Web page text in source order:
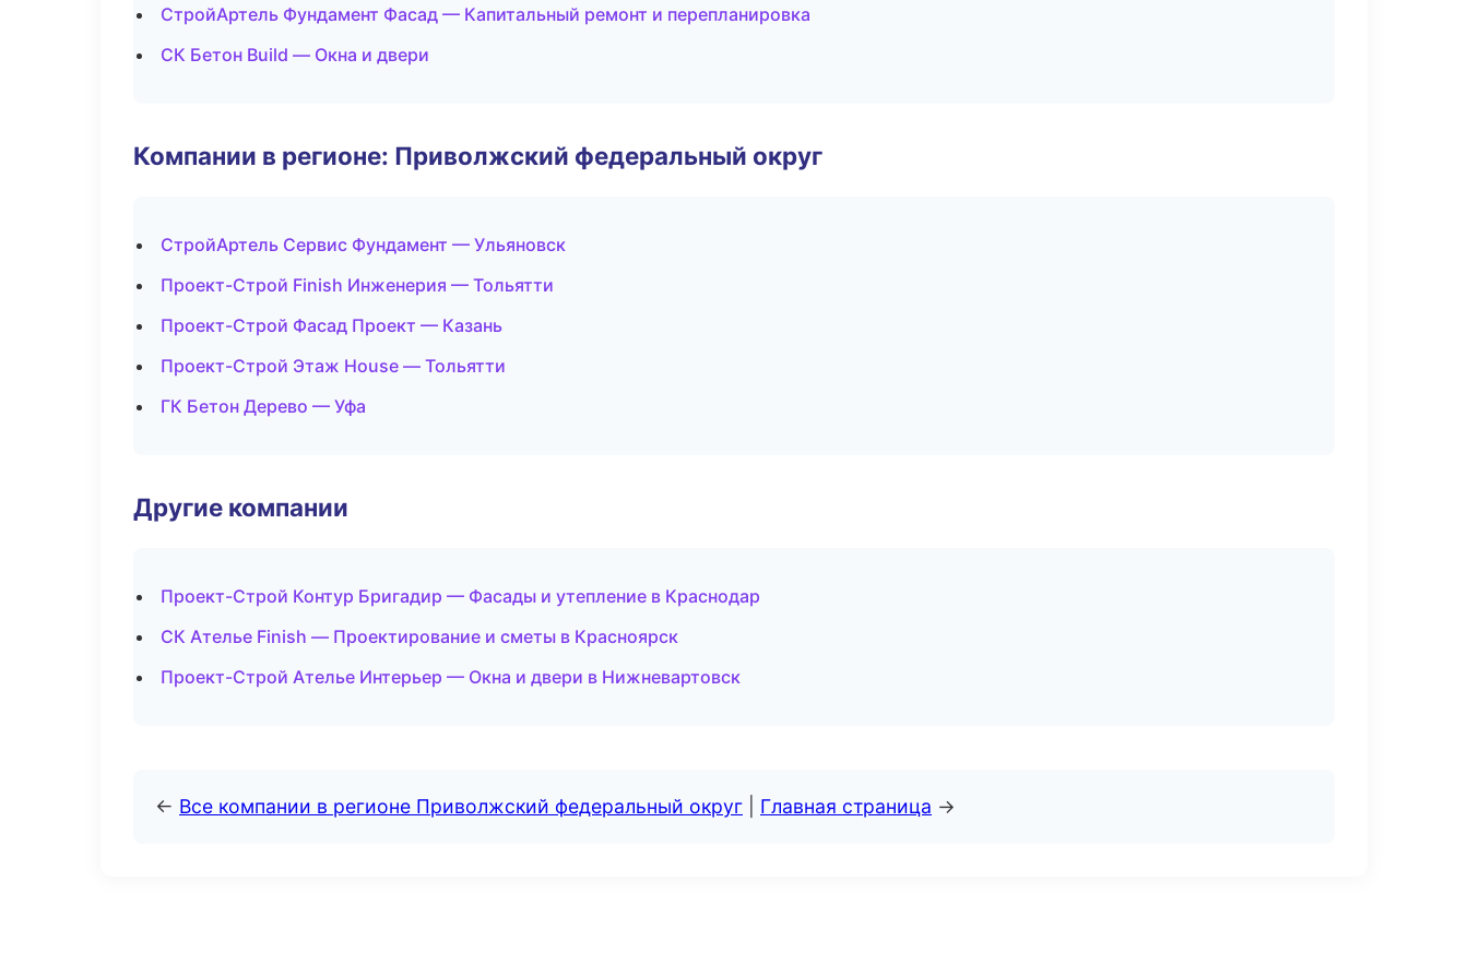
СтройАртель Фундамент Фасад — Капитальный ремонт и перепланировка
СК Бетон Build — Окна и двери
Компании в регионе: Приволжский федеральный округ
СтройАртель Сервис Фундамент — Ульяновск
Проект-Строй Finish Инженерия — Тольятти
Проект-Строй Фасад Проект — Казань
Проект-Строй Этаж House — Тольятти
ГК Бетон Дерево — Уфа
Другие компании
Проект-Строй Контур Бригадир — Фасады и утепление в Краснодар
СК Ателье Finish — Проектирование и сметы в Красноярск
Проект-Строй Ателье Интерьер — Окна и двери в Нижневартовск
← Все компании в регионе Приволжский федеральный округ Главная страница →